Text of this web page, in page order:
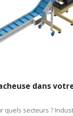
dans
quels secteurs ?